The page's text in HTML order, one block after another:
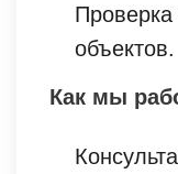
Проверка
объектов.
Как мы